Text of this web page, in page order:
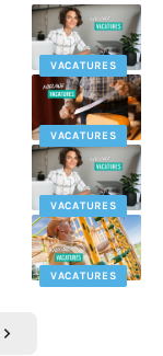
VACATURES
VACATURES
VACATURES
VACATURES